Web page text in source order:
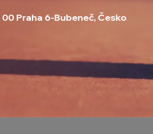
Praha 6-Bubeneč, Česko